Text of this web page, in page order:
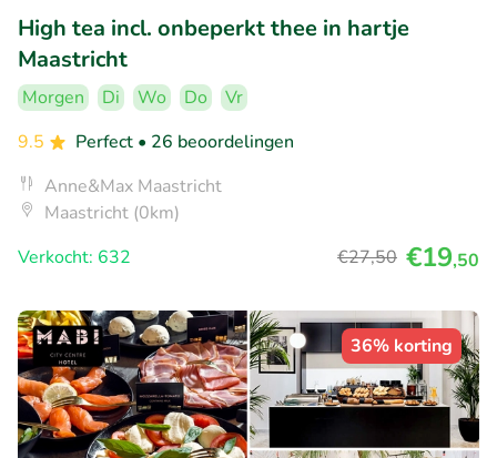
High tea incl. onbeperkt thee in hartje
Maastricht
Morgen Di Wo Do
Vr
9.5
Perfect • 26 beoordelingen
Anne&Max Maastricht
Maastricht (0km)
Verkocht: 632
€27,50 €19,50
36% korting